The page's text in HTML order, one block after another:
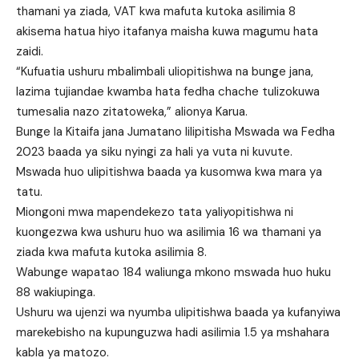
thamani ya ziada, VAT kwa mafuta kutoka asilimia 8
akisema hatua hiyo itafanya maisha kuwa magumu hata
zaidi.
“Kufuatia ushuru mbalimbali uliopitishwa na bunge jana,
lazima tujiandae kwamba hata fedha chache tulizokuwa
tumesalia nazo zitatoweka,” alionya Karua.
Bunge la Kitaifa jana Jumatano lilipitisha Mswada wa Fedha
2023 baada ya siku nyingi za hali ya vuta ni kuvute.
Mswada huo ulipitishwa baada ya kusomwa kwa mara ya
tatu.
Miongoni mwa mapendekezo tata yaliyopitishwa ni
kuongezwa kwa ushuru huo wa asilimia 16 wa thamani ya
ziada kwa mafuta kutoka asilimia 8.
Wabunge wapatao 184 waliunga mkono mswada huo huku
88 wakiupinga.
Ushuru wa ujenzi wa nyumba ulipitishwa baada ya kufanyiwa
marekebisho na kupunguzwa hadi asilimia 1.5 ya mshahara
kabla ya matozo.